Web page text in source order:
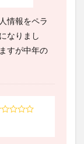
情報をペラ
なりまし
すが中年の